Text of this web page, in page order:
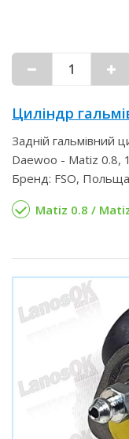
Циліндр
Задній гальмівний
Daewoo - Matiz 0.8,
Бренд: FSO,
Matiz 0.8 /